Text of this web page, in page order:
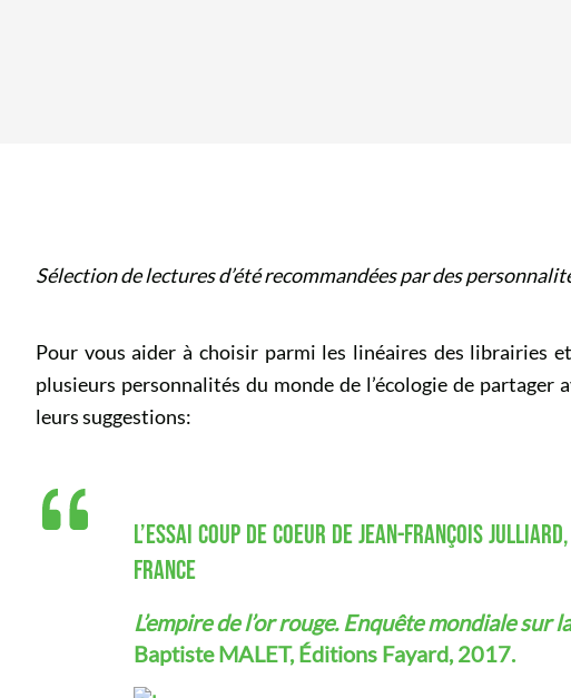
Sélection de lectures d’été recommandées par des
Pour vous aider à choisir parmi les linéaires des librairies
plusieurs personnalités du monde de l’écologie de
leurs suggestions:
L’ESSAI COUP DE COEUR DE JEAN-FRANÇOIS
FRANCE
L’empire de l’or rouge. Enquête mondiale sur
Baptiste MALET, Éditions Fayard, 2017.